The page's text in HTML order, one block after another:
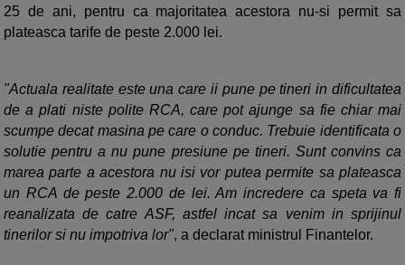
25 de ani, pentru ca majoritatea acestora nu-si permit sa
plateasca tarife de peste 2.000 lei.
"Actuala realitate este una care ii pune pe tineri in dificultatea
de a plati niste polite RCA, care pot ajunge sa fie chiar mai
scumpe decat masina pe care o conduc. Trebuie identificata o
solutie pentru a nu pune presiune pe tineri. Sunt convins ca
marea parte a acestora nu isi vor putea permite sa plateasca
un RCA de peste 2.000 de lei. Am incredere ca speta va fi
reanalizata de catre ASF, astfel incat sa venim in sprijinul
tinerilor si nu impotriva lor", a declarat ministrul Finantelor.